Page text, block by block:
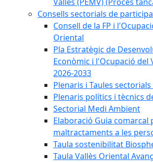
Consells sectorials de
Consell de la FP i
Oriental
Pla Estratègic de
Econòmic i l'Ocupació del
2026-2033
Plenaris i Taules
Plenaris polítics i tècnics
Sectorial Medi Ambient
Elaboració Guia
maltractaments a les
Taula sostenibilitat
Taula Vallès Oriental